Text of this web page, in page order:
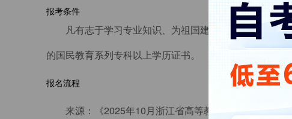
报考条件
凡有志于学习专业知识、为祖国建设效力的公民均可
的国民教育系列专科以上学历证书。
报名流程
来源：《2025年10月浙江省高等教育自学考试报名公